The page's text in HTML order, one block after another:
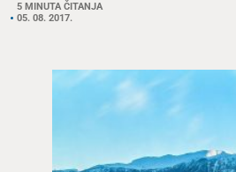
5 MINUTA ČITANJA
05. 08. 2017.